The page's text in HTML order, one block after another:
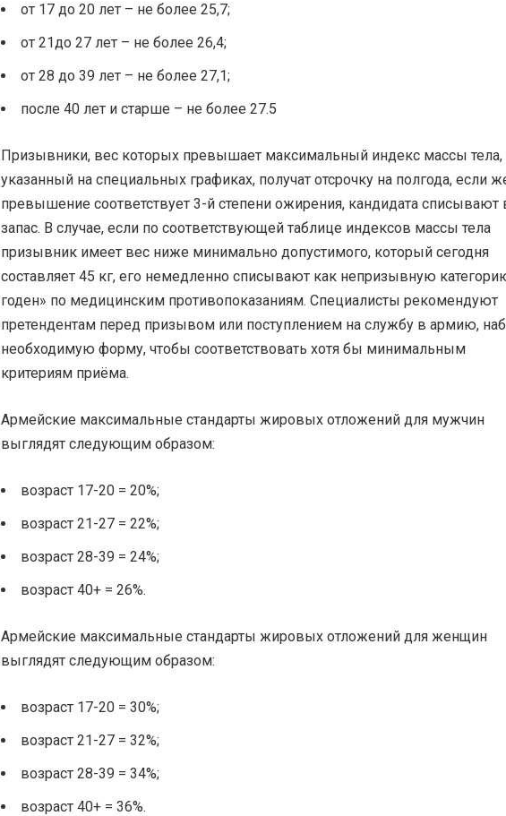
от 17 до 20 лет – не более 25,7;
от 21до 27 лет – не более 26,4;
от 28 до 39 лет – не более 27,1;
после 40 лет и старше – не более 27.5
Призывники, вес которых превышает максимальный индекс массы тела,
указанный на специальных графиках, получат отсрочку на полгода, если
превышение соответствует 3-й степени ожирения, кандидата списывают
запас. В случае, если по соответствующей таблице индексов массы тела
призывник имеет вес ниже минимально допустимого, который сегодня
составляет 45 кг, его немедленно списывают как непризывную
годен» по медицинским противопоказаниям. Специалисты рекомендуют
претендентам перед призывом или поступлением на службу в армию,
необходимую форму, чтобы соответствовать хотя бы минимальным
критериям приёма.
Армейские максимальные стандарты жировых отложений для мужчин
выглядят следующим образом:
возраст 17-20 = 20%;
возраст 21-27 = 22%;
возраст 28-39 = 24%;
возраст 40+ = 26%.
Армейские максимальные стандарты жировых отложений для женщин
выглядят следующим образом:
возраст 17-20 = 30%;
возраст 21-27 = 32%;
возраст 28-39 = 34%;
возраст 40+ = 36%.